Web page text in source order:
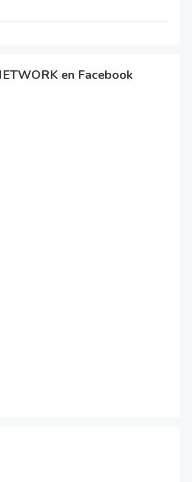
en Facebook